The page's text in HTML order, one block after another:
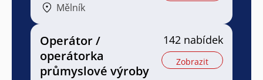
Mělník
Operátor /
operátorka
průmyslové výroby
142 nabídek
Zobrazit